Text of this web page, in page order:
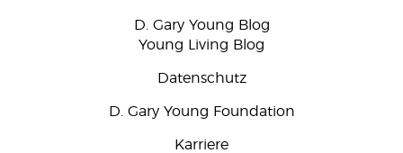
D. Gary Young Blog
Young Living Blog
Datenschutz
D. Gary Young Foundation
Karriere